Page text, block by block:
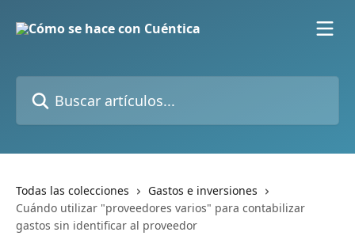
Todas las colecciones
Gastos e inversiones
Cuándo utilizar "proveedores varios" para contabilizar
gastos sin identificar al proveedor